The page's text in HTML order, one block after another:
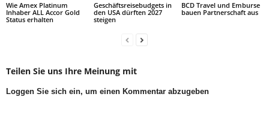
Wie Amex Platinum
Inhaber ALL Accor Gold
Status erhalten
Geschäftsreisebudgets in
den USA dürften 2027
steigen
BCD Travel und Emburse
bauen Partnerschaft aus
Teilen Sie uns Ihre Meinung mit
Loggen Sie sich ein, um einen Kommentar abzugeben